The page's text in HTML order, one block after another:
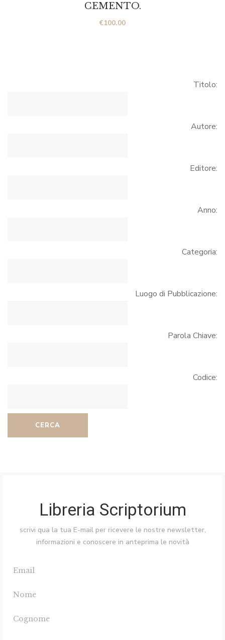
CEMENTO.
€100.00
Titolo:
Autore:
Editore:
Anno:
Categoria:
Luogo di Pubblicazione:
Parola Chiave:
Codice:
CERCA
Libreria Scriptorium
scrivi qua la tua E-mail per ricevere le nostre newsletter,
informazioni e conoscere in anteprima le novità